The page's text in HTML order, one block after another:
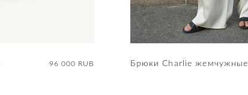
96 000 RUB Брюки Charlie жемчужные